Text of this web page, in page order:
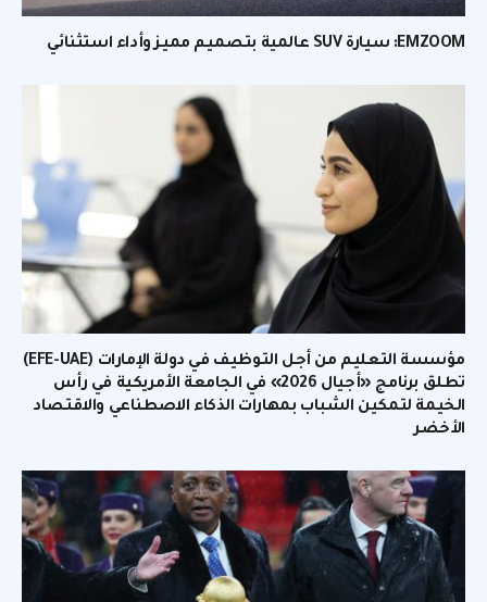
EMZOOM: سيارة SUV عالمية بتصميم مميز وأداء استثنائي
مؤسسة التعليم من أجل التوظيف في دولة الإمارات (EFE-UAE)
تطلق برنامج «أجيال 2026» في الجامعة الأمريكية في رأس
الخيمة لتمكين الشباب بمهارات الذكاء الاصطناعي والاقتصاد
الأخضر